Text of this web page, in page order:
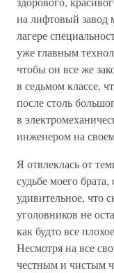
на лифтовый завод
лагере
уже главным
чтобы он все же
в седьмом классе,
после столь
в
инженером на
Я отвлеклась от
судьбе моего
удивительное, что
уголовников не
как будто все
Несмотря на все
честным и чистым